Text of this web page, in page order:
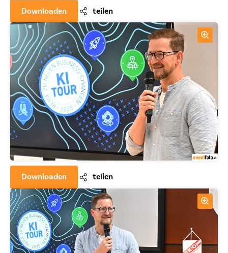
Downloaden teilen
Downloaden teilen